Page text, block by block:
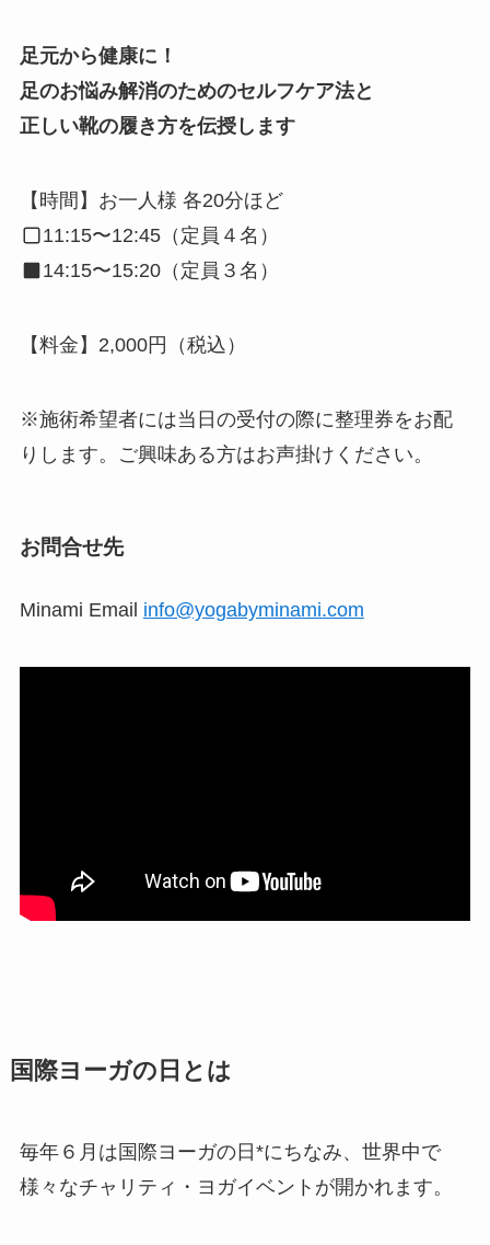
足元から健康に！
足のお悩み解消のためのセルフケア法と
正しい靴の履き方を伝授します
【時間】お一人様 各20分ほど
11:15〜12:45（定員４名）
14:15〜15:20（定員３名）
【料金】2,000円（税込）
※施術希望者には当日の受付の際に整理券をお配
りします。ご興味ある方はお声掛けください。
お問合せ先
Minami Email info@yogabyminami.com
国際ヨーガの日とは
毎年６月は国際ヨーガの日*にちなみ、世界中で
様々なチャリティ・ヨガイベントが開かれます。